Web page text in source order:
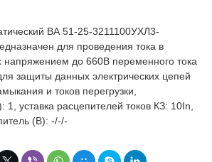
ВА 51-25-3211100УХЛ3-
для проведения тока в
напряжением до 660В переменного тока
защиты данных электрических цепей
и токов перегрузки,
1, уставка расцепителей токов КЗ: 10In,
(В): -/-/-